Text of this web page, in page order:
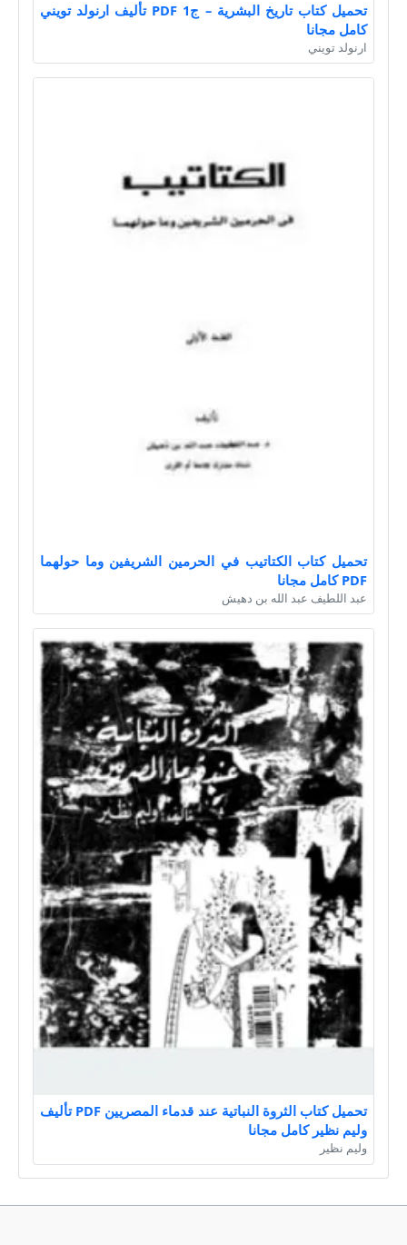
تحميل كتاب تاريخ البشرية – ج1 PDF تأليف ارنولد تويني
كامل مجانا
ارنولد تويني
تحميل كتاب الكتاتيب في الحرمين الشريفين وما حولهما
PDF كامل مجانا
عبد اللطيف عبد الله بن دهيش
تحميل كتاب الثروة النباتية عند قدماء المصريين PDF تأليف
وليم نظير كامل مجانا
وليم نظير